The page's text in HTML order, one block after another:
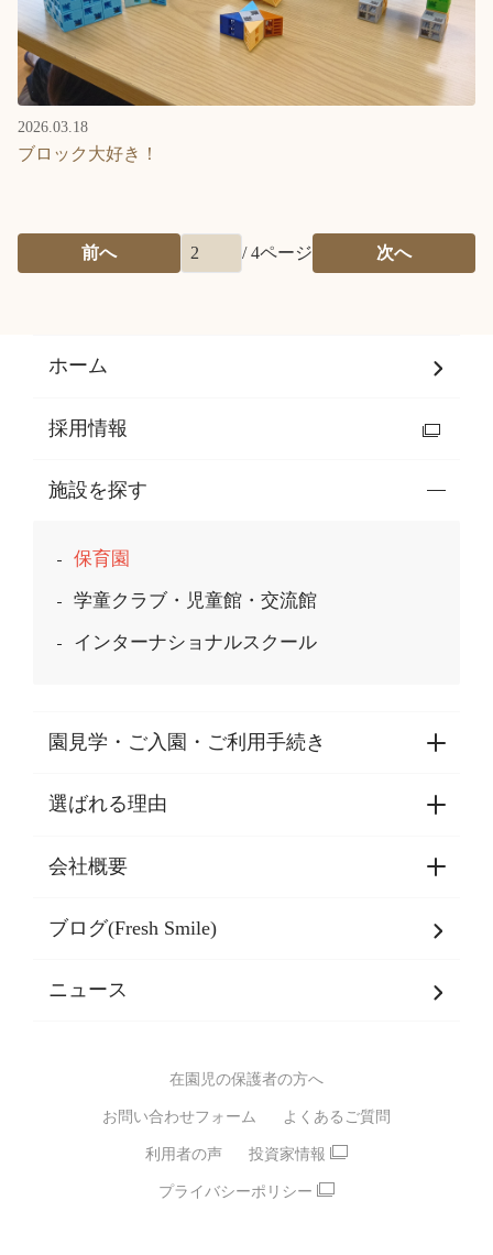
2026.03.18
ブロック大好き！
前へ /4ページ 次へ
ホーム
採用情報
施設を探す
保育園
学童クラブ・児童館・交流館
インターナショナルスクール
園見学・ご入園・ご利用手続き
園見学・ご入園・ご利用手続き
東京都認証保育所空き状況
選ばれる理由
選ばれる理由一覧
乳児期・幼児期・
バイリンガル保育園
スポーツ保育園
モンテッソーリ式保育園
STEAMS保育・学童
えいご
会社概要
会社概要
SDGsについて
ブログ(Fresh Smile)
ニュース
在園児の保護者の方へ
お問い合わせフォーム よくあるご質問
利用者の声 投資家情報
プライバシーポリシー